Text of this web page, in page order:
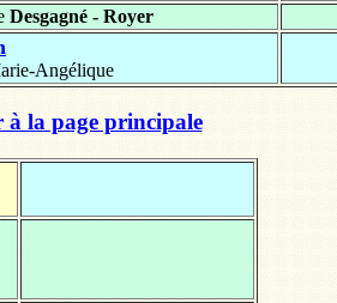
Desgagné - Royer
Angélique
à la page principale